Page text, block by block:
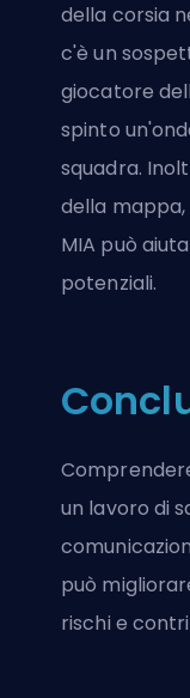
della corsia
c'è un
giocatore
spinto
squadra.
della
MIA può
potenziali.
un lavoro di
può
rischi e